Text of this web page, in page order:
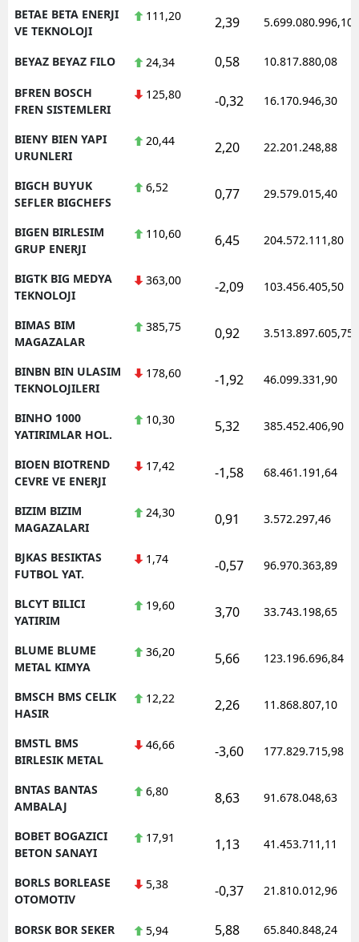
BETAE BETA ENERJI
VE TEKNOLOJI
111,20 2,39 5.699.080.996,10
BEYAZ BEYAZ FILO 24,34 0,58 10.817.880,08
BFREN BOSCH
FREN SISTEMLERI
125,80 -0,32 16.170.946,30
BIENY BIEN YAPI
URUNLERI
20,44 2,20 22.201.248,88
BIGCH BUYUK
SEFLER BIGCHEFS
6,52 0,77 29.579.015,40
BIGEN BIRLESIM
GRUP ENERJI
110,60 6,45 204.572.111,80
BIGTK BIG MEDYA
TEKNOLOJI
363,00 -2,09 103.456.405,50
BIMAS BIM
MAGAZALAR
385,75 0,92 3.513.897.605,75
BINBN BIN ULASIM
TEKNOLOJILERI
178,60 -1,92 46.099.331,90
BINHO 1000
YATIRIMLAR HOL.
10,30 5,32 385.452.406,90
BIOEN BIOTREND
CEVRE VE ENERJI
17,42 -1,58 68.461.191,64
BIZIM BIZIM
MAGAZALARI
24,30 0,91 3.572.297,46
BJKAS BESIKTAS
FUTBOL YAT.
1,74 -0,57 96.970.363,89
BLCYT BILICI
YATIRIM
19,60 3,70 33.743.198,65
BLUME BLUME
METAL KIMYA
36,20 5,66 123.196.696,84
BMSCH BMS CELIK
HASIR
12,22 2,26 11.868.807,10
BMSTL BMS
BIRLESIK METAL
46,66 -3,60 177.829.715,98
BNTAS BANTAS
AMBALAJ
6,80 8,63 91.678.048,63
BOBET BOGAZICI
BETON SANAYI
17,91 1,13 41.453.711,11
BORLS BORLEASE
OTOMOTIV
5,38 -0,37 21.810.012,96
BORSK BOR SEKER 5,94 5,88 65.840.848,24